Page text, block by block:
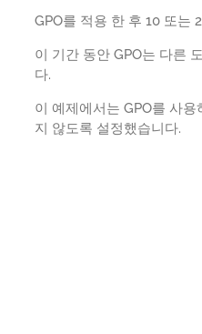
GPO를 적용 한 후 10 또는
이 기간 동안 GPO는 다른
다.
이 예제에서는 GPO를 사
지 않도록 설정했습니다.